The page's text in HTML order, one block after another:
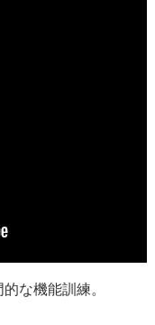
な機能訓練。